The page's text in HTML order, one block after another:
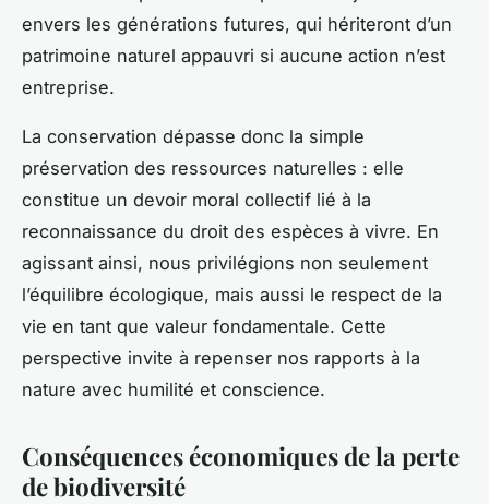
envers les générations futures, qui hériteront d’un
patrimoine naturel appauvri si aucune action n’est
entreprise.
La conservation dépasse donc la simple
préservation des ressources naturelles : elle
constitue un devoir moral collectif lié à la
reconnaissance du droit des espèces à vivre. En
agissant ainsi, nous privilégions non seulement
l’équilibre écologique, mais aussi le respect de la
vie en tant que valeur fondamentale. Cette
perspective invite à repenser nos rapports à la
nature avec humilité et conscience.
Conséquences économiques de la perte
de biodiversité